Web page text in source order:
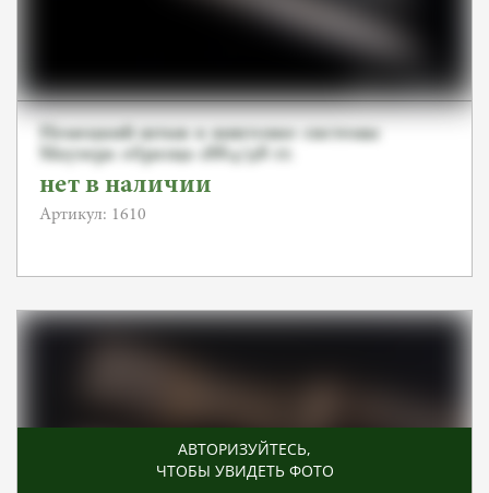
Немецкий штык к винтовке системы
Маузера образца 1884/98 гг.
нет в наличии
Артикул: 1610
АВТОРИЗУЙТЕСЬ,
ЧТОБЫ УВИДЕТЬ ФОТО